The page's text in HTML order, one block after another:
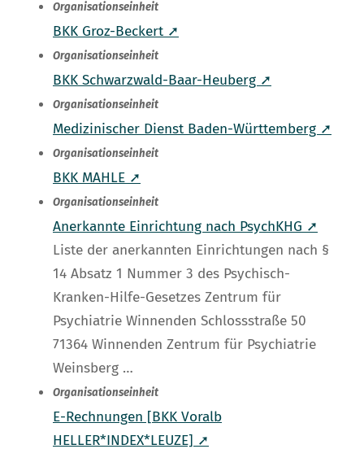
Organisationseinheit
BKK Groz-Beckert ➚
Organisationseinheit
BKK Schwarzwald-Baar-Heuberg ➚
Organisationseinheit
Medizinischer Dienst Baden-Württemberg ➚
Organisationseinheit
BKK MAHLE ➚
Organisationseinheit
Anerkannte Einrichtung nach PsychKHG ➚
Liste der anerkannten Einrichtungen nach §
14 Absatz 1 Nummer 3 des Psychisch-
Kranken-Hilfe-Gesetzes Zentrum für
Psychiatrie Winnenden Schlossstraße 50
71364 Winnenden Zentrum für Psychiatrie
Weinsberg …
Organisationseinheit
E-Rechnungen [BKK Voralb
HELLER*INDEX*LEUZE] ➚